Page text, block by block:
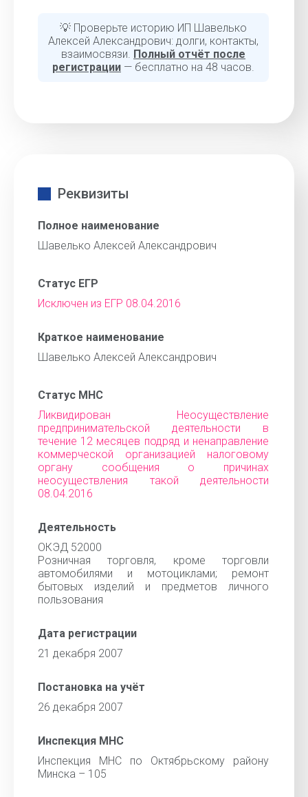
💡 Проверьте историю ИП Шавелько
Алексей Александрович: долги, контакты,
взаимосвязи. Полный отчёт после
регистрации — бесплатно на 48 часов.
Реквизиты
Полное наименование
Шавелько Алексей Александрович
Статус ЕГР
Исключен из ЕГР 08.04.2016
Краткое наименование
Шавелько Алексей Александрович
Статус МНС
Ликвидирован Неосуществление
предпринимательской деятельности в
течение 12 месяцев подряд и ненаправление
коммерческой организацией налоговому
органу сообщения о причинах
неосуществления такой деятельности
08.04.2016
Деятельность
ОКЭД 52000
Розничная торговля, кроме торговли
автомобилями и мотоциклами; ремонт
бытовых изделий и предметов личного
пользования
Дата регистрации
21 декабря 2007
Постановка на учёт
26 декабря 2007
Инспекция МНС
Инспекция МНС по Октябрьскому району
Минска – 105